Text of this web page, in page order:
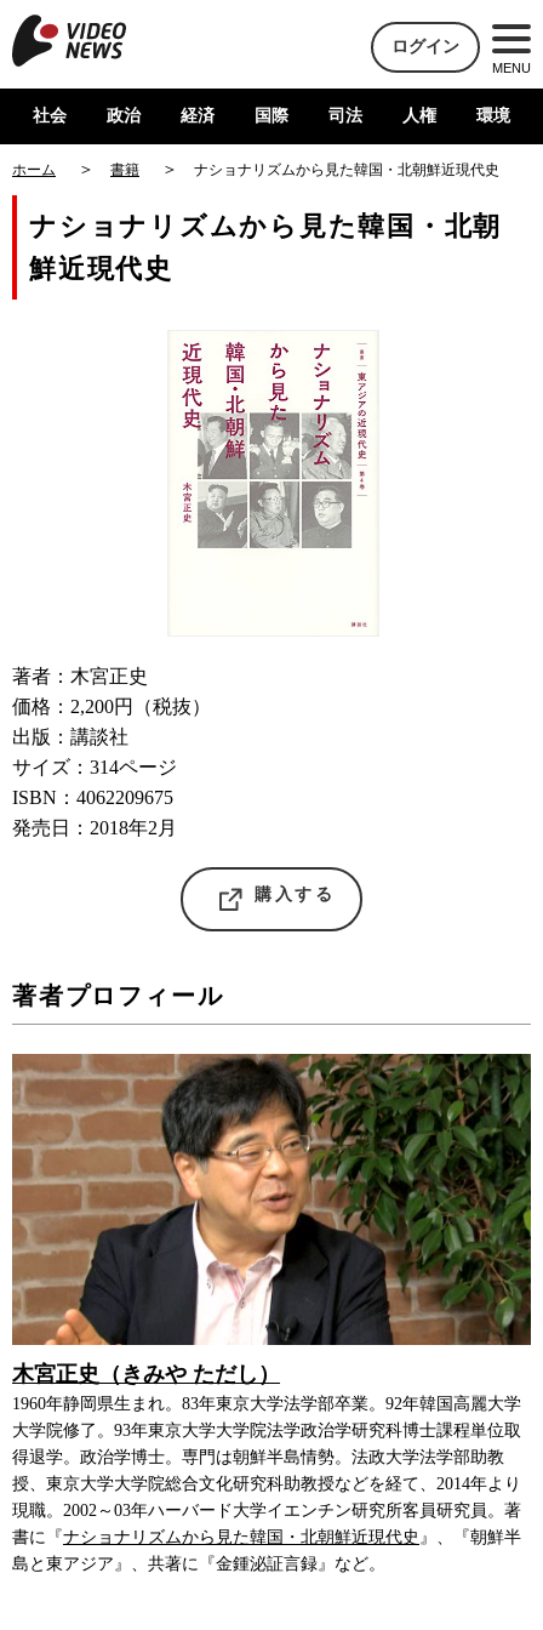
ログイン
MENU
社会 政治 経済 国際 司法 人権 環境
ホーム 書籍 ナショナリズムから見た韓国・北朝鮮近現代史
ナショナリズムから見た韓国・北朝
鮮近現代史
著者：木宮正史
価格：2,200円（税抜）
出版：講談社
サイズ：314ページ
ISBN：4062209675
発売日：2018年2月
購入する
著者プロフィール
木宮正史（きみや ただし）
1960年静岡県生まれ。83年東京大学法学部卒業。92年韓国高麗大学
大学院修了。93年東京大学大学院法学政治学研究科博士課程単位取
得退学。政治学博士。専門は朝鮮半島情勢。法政大学法学部助教
授、東京大学大学院総合文化研究科助教授などを経て、2014年より
現職。2002～03年ハーバード大学イエンチン研究所客員研究員。著
書に『ナショナリズムから見た韓国・北朝鮮近現代史 』、『朝鮮半
島と東アジア』、共著に『金鍾泌証言録』など。